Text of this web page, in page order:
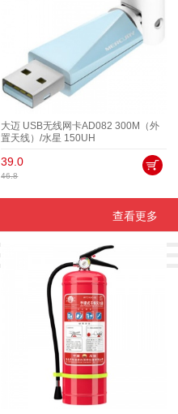
大迈 USB无线网卡AD082 300M（外
置天线）/水星 150UH
39.0
46.8
查看更多